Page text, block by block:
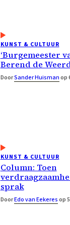
KUNST & CULTUUR
‘Burgemeester
Berend de
DoorSander Huismanop
KUNST & CULTUUR
Column: Toen
sprak
DoorEdo van Eekeresop